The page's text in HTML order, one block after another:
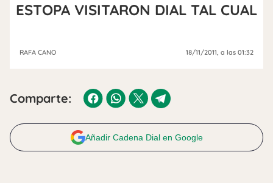
ESTOPA VISITARON DIAL TAL CUAL
RAFA CANO 18/11/2011, a las 01:32
Comparte:
Añadir Cadena Dial en Google